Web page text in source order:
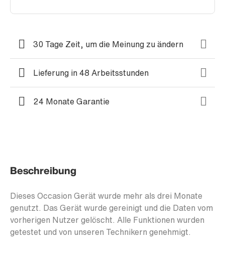
30 Tage Zeit, um die Meinung zu ändern
Lieferung in 48 Arbeitsstunden
24 Monate Garantie
Beschreibung
Dieses Occasion Gerät wurde mehr als drei Monate
genutzt. Das Gerät wurde gereinigt und die Daten vom
vorherigen Nutzer gelöscht. Alle Funktionen wurden
getestet und von unseren Technikern genehmigt.